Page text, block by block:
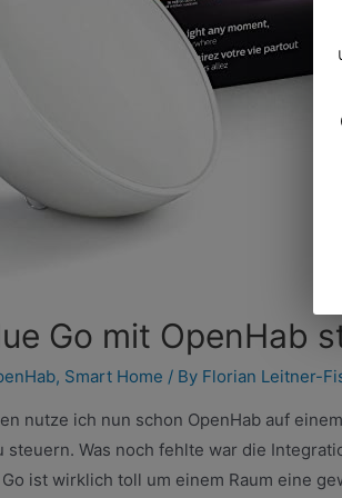
Go mit OpenHab
, Smart Home / By Florian Leitner-
nutze ich nun schon OpenHab auf
steuern. Was noch fehlte war die
Go ist wirklich toll um einem Raum eine